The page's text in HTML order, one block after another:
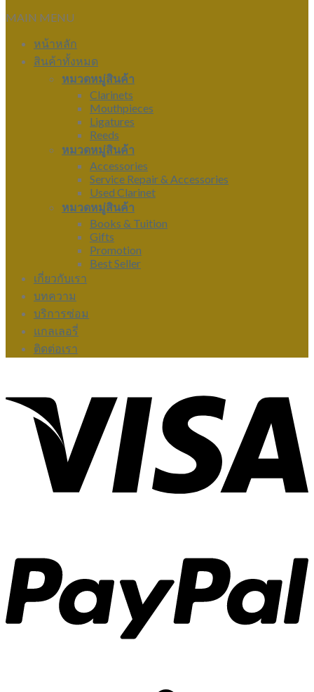
MAIN MENU
หน้าหลัก
สินค้าทั้งหมด
หมวดหมู่สินค้า
Clarinets
Mouthpieces
Ligatures
Reeds
หมวดหมู่สินค้า
Accessories
Service Repair & Accessories
Used Clarinet
หมวดหมู่สินค้า
Books & Tuition
Gifts
Promotion
Best Seller
เกี่ยวกับเรา
บทความ
บริการซ่อม
แกลเลอรี่
ติดต่อเรา